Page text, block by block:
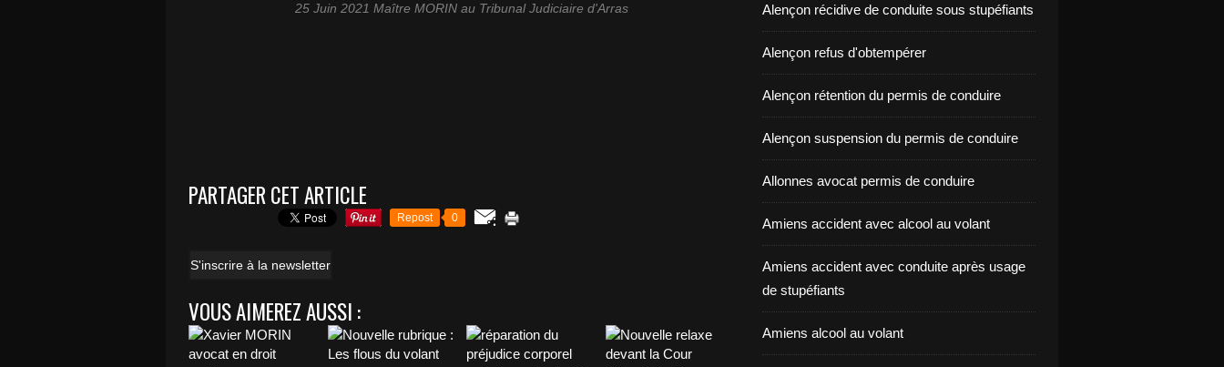
25 Juin 2021 Maître MORIN au Tribunal Judiciaire d'Arras
PARTAGER CET ARTICLE
Repost 0
S'inscrire à la newsletter
VOUS AIMEREZ AUSSI :
Alençon récidive de conduite sous stupéfiants
Alençon refus d'obtempérer
Alençon rétention du permis de conduire
Alençon suspension du permis de conduire
Allonnes avocat permis de conduire
Amiens accident avec alcool au volant
Amiens accident avec conduite après usage
de stupéfiants
Amiens alcool au volant